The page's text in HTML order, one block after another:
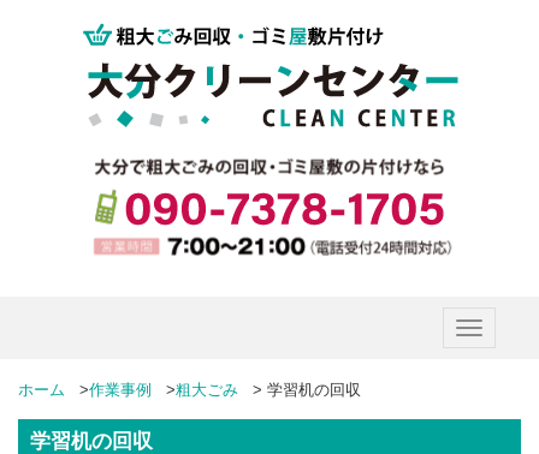
Toggle
ホーム >作業事例 >粗大ごみ > 学習机の回収
学習机の回収